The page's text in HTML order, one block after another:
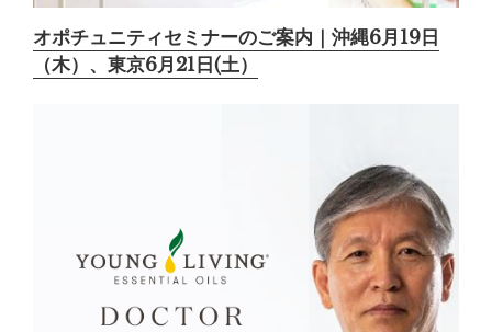
オポチュニティセミナーのご案内｜沖縄6月19日
（木）、東京6月21日(土）